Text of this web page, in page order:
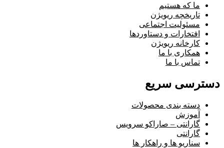
ما که هستیم
تاریخچه ریویژن
مسئولیت اجتماعی
افتخارات و دستاوردها
کارخانه ریویژن
همکاری با ما
تماس با ما
دسترسی سریع
دسته بندی محصولات
آموزش
گارانتی – صاراکو سرویس
گارانتی
سناریو ها و راهکار ها